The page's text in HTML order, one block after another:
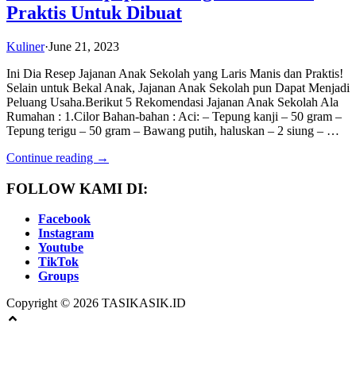
Praktis Untuk Dibuat
Kuliner·June 21, 2023
Ini Dia Resep Jajanan Anak Sekolah yang Laris Manis dan Praktis!
Selain untuk Bekal Anak, Jajanan Anak Sekolah pun Dapat Menjadi
Peluang Usaha.Berikut 5 Rekomendasi Jajanan Anak Sekolah Ala
Rumahan : 1.Cilor Bahan-bahan : Aci: – Tepung kanji – 50 gram –
Tepung terigu – 50 gram – Bawang putih, haluskan – 2 siung – …
Continue reading →
FOLLOW KAMI DI:
Facebook
Instagram
Youtube
TikTok
Groups
Copyright © 2026 TASIKASIK.ID